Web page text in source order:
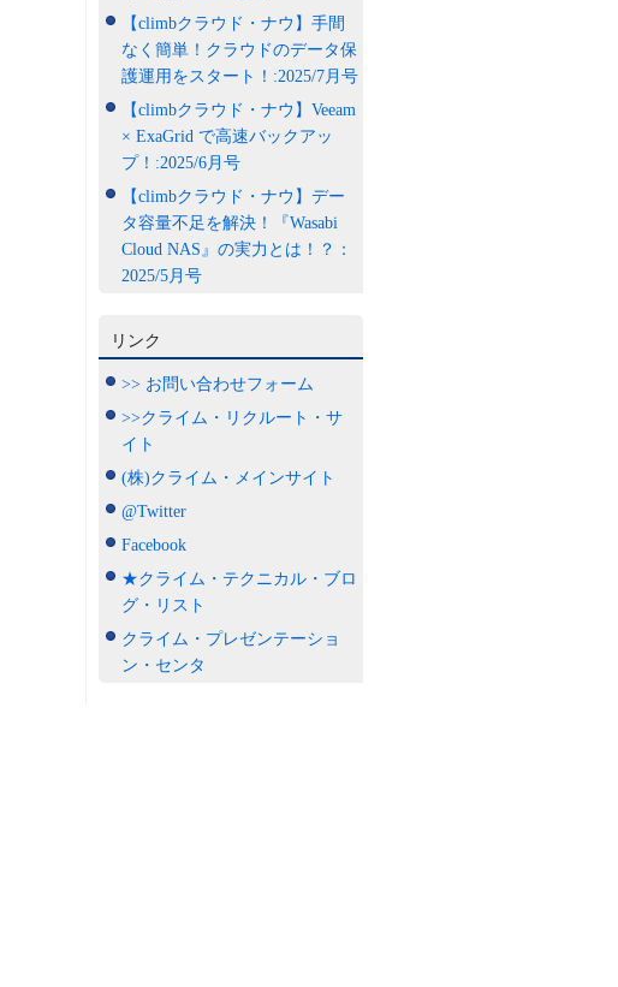
【climbクラウド・ナウ】手間
なく簡単！クラウドのデータ保
護運用をスタート！:2025/7月号
【climbクラウド・ナウ】Veeam
× ExaGrid で高速バックアッ
プ！:2025/6月号
【climbクラウド・ナウ】デー
タ容量不足を解決！『Wasabi
Cloud NAS』の実力とは！？：
2025/5月号
リンク
>> お問い合わせフォーム
>>クライム・リクルート・サ
イト
(株)クライム・メインサイト
@Twitter
Facebook
★クライム・テクニカル・ブロ
グ・リスト
クライム・プレゼンテーショ
ン・センタ